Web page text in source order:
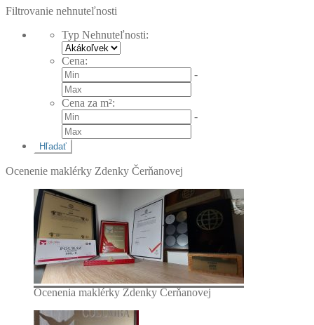
Filtrovanie nehnuteľnosti
Typ Nehnuteľnosti:
Cena:
-
Cena za m²:
-
Ocenenie maklérky Zdenky Čerňanovej
Ocenenia maklérky Zdenky Čerňanovej